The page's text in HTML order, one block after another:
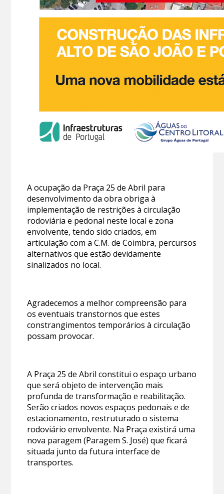
A ocupação da Praça 25 de Abril para
desenvolvimento da obra obriga à
implementação de restrições à circulação
rodoviária e pedonal neste local e zona
envolvente, tendo sido criados, em
articulação com a C.M. de Coimbra, percursos
alternativos que estão devidamente
sinalizados no local.
Agradecemos a melhor compreensão para
os eventuais transtornos que estes
constrangimentos temporários à circulação
possam provocar.
A Praça 25 de Abril constitui o espaço urbano
que será objeto de intervenção mais
profunda de transformação e reabilitação.
Serão criados novos espaços pedonais e de
estacionamento, restruturado o sistema
rodoviário envolvente. Na Praça existirá uma
nova paragem (Paragem S. José) que ficará
situada junto da futura interface de
transportes.